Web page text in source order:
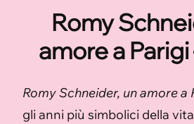
Romy
amore a Parigi
Romy Schneider, un amore a
gli anni più simbolici della